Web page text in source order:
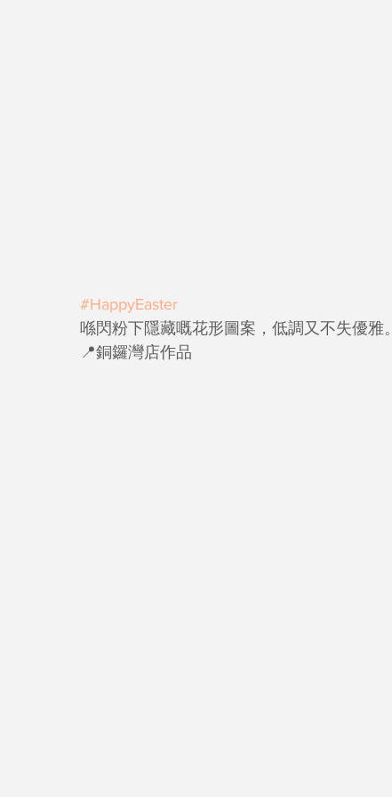
#HappyEaster
喺閃粉下隱藏嘅花形圖案，低調又不失優雅。
📍銅鑼灣店作品